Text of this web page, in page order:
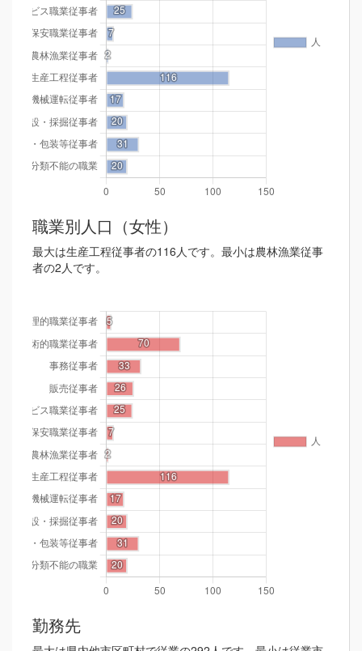
職業別人口（女性）
最大は生産工程従事者の116人です。最小は農林漁業従事
者の2人です。
勤務先